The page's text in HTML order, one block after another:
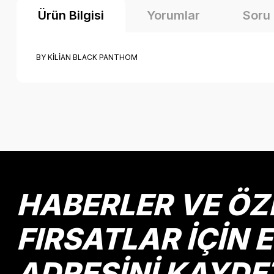
Ürün Bilgisi Yorumlar Soru
BY KİLİAN BLACK PANTHOM
Ürün resmi kalitesiz, bozuk veya görüntülenemiyor.
Ürün fiyatı diğer sitelerden daha pahalı.
HABERLER VE
FIRSATLAR İÇİN